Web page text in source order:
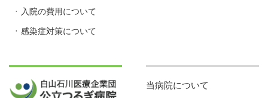
入院の費用について
感染症対策について
当病院について